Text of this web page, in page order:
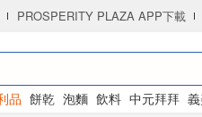
PROSPERITY PLAZA APP下載
品 餅乾 泡麵 飲料 中元拜拜